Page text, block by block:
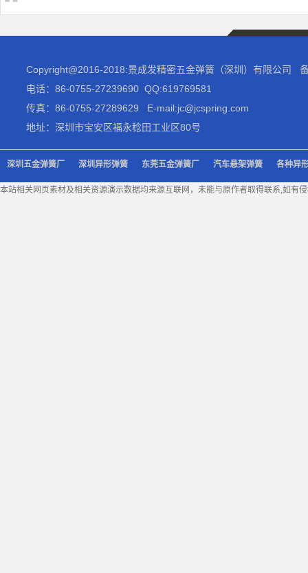
Copyright@2016-2018:景成发精密五金弹簧（深圳）有限公司
电话：86-0755-27239690 QQ:619769581
传真：86-0755-27289629 E-mail:jc@jcspring.com
地址：深圳市宝安区福永稔田工业区80号
深圳五金弹簧厂 深圳异形弹簧 东莞五金弹簧厂 汽车悬架弹簧 各种异
本站相关网页素材及相关资源演示数据均来源互联网，未能与原作者取得联系,如有